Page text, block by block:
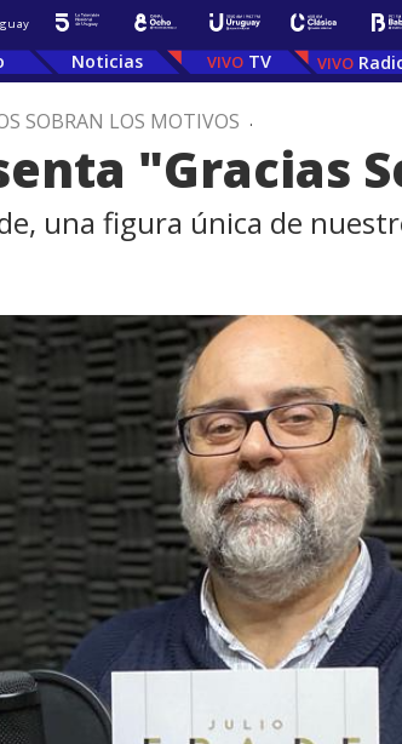
Noticias TV
SOBRAN LOS MOTIVOS .
"Gracias
una figura única de